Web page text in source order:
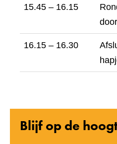
15.45 – 16.15
16.15 – 16.30
Blijf op de